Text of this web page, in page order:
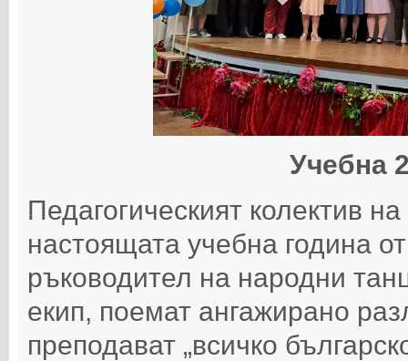
Учебна
Педагогическият колектив
настоящата учебна година
ръководител на народни
екип, поемат ангажирано
преподават „всичко